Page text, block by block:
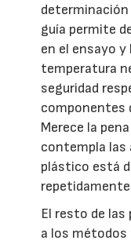
determinación
guía permite
en el ensayo
temperatura
seguridad
componentes
Merece la
contempla las
plástico está
El resto de las
a los métodos